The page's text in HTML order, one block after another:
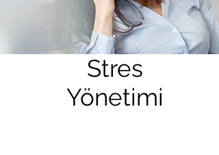
Stres
Yönetimi